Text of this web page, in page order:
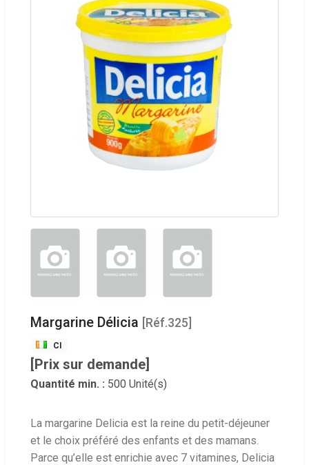
Margarine Délicia [Réf.325]
CI
[Prix sur demande]
Quantité min. : 500 Unité(s)
La margarine Delicia est la reine du petit-déjeuner
et le choix préféré des enfants et des mamans.
Parce qu’elle est enrichie avec 7 vitamines, Delicia